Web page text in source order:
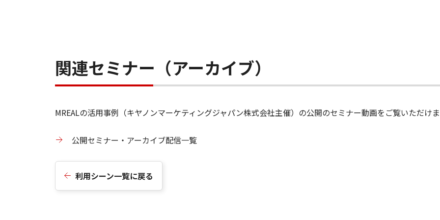
関連セミナー（アーカイブ）
MREALの活用事例（キヤノンマーケティングジャパン株式会社主催）の公開のセミナー動画をご覧いただけ
公開セミナー・アーカイブ配信一覧
利用シーン一覧に戻る